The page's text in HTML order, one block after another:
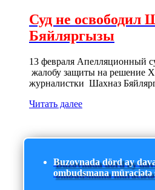
Суд не освободил
Бяйляргызы
13 февраля Апелляционный
жалобу защиты на решение
журналистки Шахназ
Читать далее
Buzovnada dörd ay
ombudsmana müraciətə